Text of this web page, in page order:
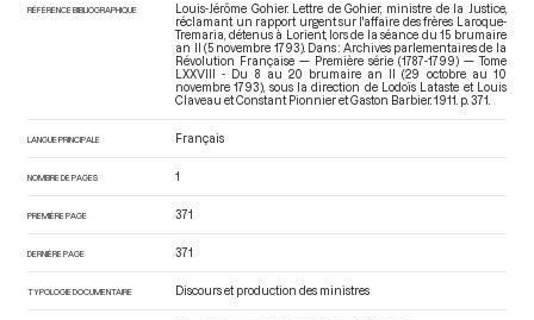
RÉFÉRENCE BIBLIOGRAPHIQUE
Louis-Jérôme Gohier. Lettre de Gohier, ministre de la Justice,
réclamant un rapport urgent sur l'affaire des frères Laroque-
Tremaria, détenus à Lorient, lors de la séance du 15 brumaire
an II (5 novembre 1793). Dans : Archives parlementaires de la
Révolution Française — Première série (1787-1799) — Tome
LXXVIII - Du 8 au 20 brumaire an II (29 octobre au 10
novembre 1793) , sous la direction de Lodoïs Lataste et Louis
Claveau et Constant Pionnier et Gaston Barbier. 1911. p. 371.
LANGUE PRINCIPALE Français
NOMBRE DE PAGES 1
PREMIÈRE PAGE 371
DERNIÈRE PAGE 371
TYPOLOGIE DOCUMENTAIRE Discours et production des ministres